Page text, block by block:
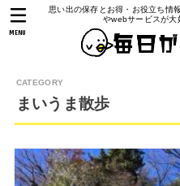
思い出の保存とお得・お役立ち情
やwebサービスが大
MENU
まいうま散歩